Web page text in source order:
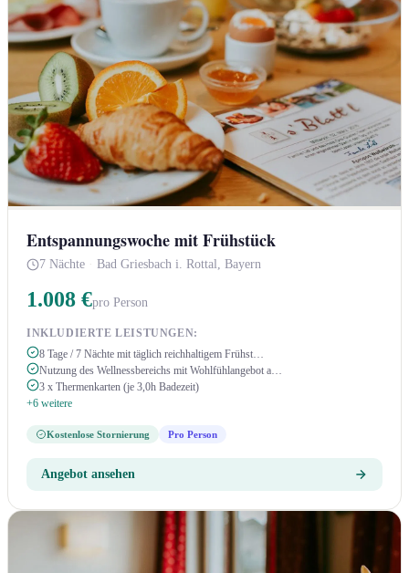
Entspannungswoche mit Frühstück
7 Nächte · Bad Griesbach i. Rottal, Bayern
1.008 €pro Person
INKLUDIERTE LEISTUNGEN:
8 Tage / 7 Nächte mit täglich reichhaltigem Frühst…
Nutzung des Wellnessbereichs mit Wohlfühlangebot a…
3 x Thermenkarten (je 3,0h Badezeit)
+6 weitere
Kostenlose Stornierung Pro Person
Angebot ansehen